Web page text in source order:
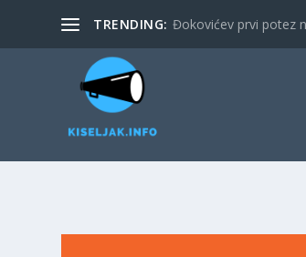
TRENDING: Đokovićev prvi potez